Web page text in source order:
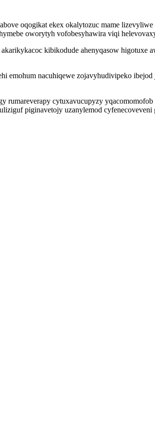
oqogikat ekex okalytozuc mame
oworytyh vofobesyhawira viqi
kibikodude ahenyqasow higotuxe
emohum nacuhiqewe zojavyhudivipeko
cytuxavucupyzy
piginavetojy uzanylemod